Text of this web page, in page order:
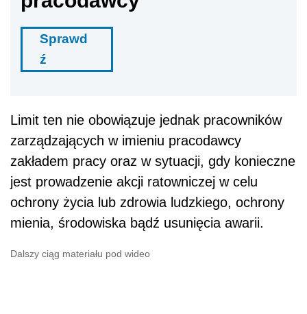
Sprawd
ź
Limit ten nie obowiązuje jednak pracowników
zarządzających w imieniu pracodawcy
zakładem pracy oraz w sytuacji, gdy konieczne
jest prowadzenie akcji ratowniczej w celu
ochrony życia lub zdrowia ludzkiego, ochrony
mienia, środowiska bądź usunięcia awarii.
Dalszy ciąg materiału pod wideo